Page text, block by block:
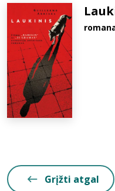
D.U.K.
Grįžti atgal